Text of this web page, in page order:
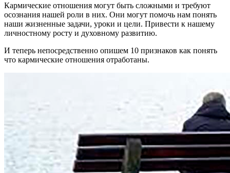
Кармические отношения могут быть сложными и требуют
осознания нашей роли в них. Они могут помочь нам понять
наши жизненные задачи, уроки и цели. Привести к нашему
личностному росту и духовному развитию.
И теперь непосредственно опишем 10 признаков как понять
что кармические отношения отработаны.